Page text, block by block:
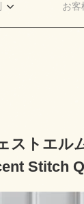
お客
ストエル
Stitch